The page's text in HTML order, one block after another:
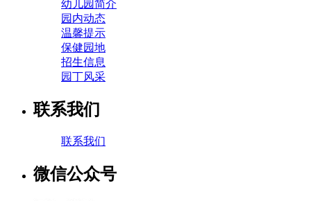
幼儿园简介
园内动态
温馨提示
保健园地
招生信息
园丁风采
联系我们
联系我们
微信公众号